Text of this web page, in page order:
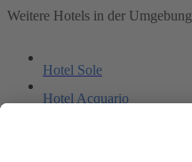
Weitere Hotels in der Umgebung
Hotel Sole
Hotel Acquario